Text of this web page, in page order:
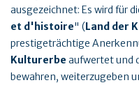
ausgezeichnet: Es wird für
et d'histoire" (Land der
prestigeträchtige
Kulturerbe aufwertet und
bewahren, weiterzugeben